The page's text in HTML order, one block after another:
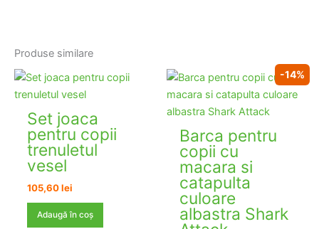
Produse similare
Set joaca
pentru copii
trenuletul
vesel
105,60lei
Adaugă în coș
-14%
Barca pentru
copii cu
macara si
catapulta
culoare
albastra Shark